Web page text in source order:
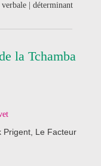
| déterminant
la Tchamba
Prigent, Le Facteur